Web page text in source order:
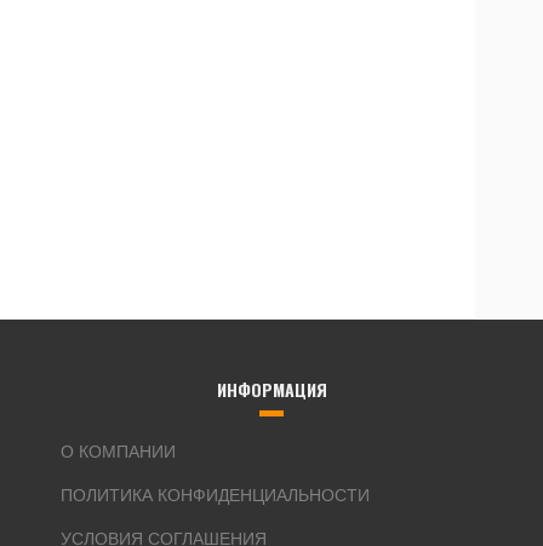
ИНФОРМАЦИЯ
О КОМПАНИИ
ПОЛИТИКА КОНФИДЕНЦИАЛЬНОСТИ
УСЛОВИЯ СОГЛАШЕНИЯ